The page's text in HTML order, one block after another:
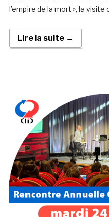
l’empire de la mort », la
Lire la suite →